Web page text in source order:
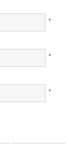
*
*
*